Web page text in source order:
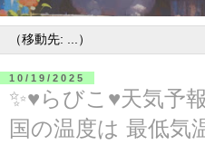
10/19/2025
✨♥らびこ♥天気予
国の温度は 最低気